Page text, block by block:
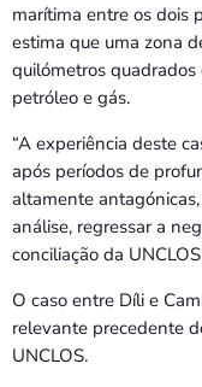
marítima entre os dois
estima que uma zona
quilómetros
petróleo e gás.
“A experiência deste
após períodos de
altamente
análise, regressar a
conciliação da
O caso entre Díli e
relevante precedente
UNCLOS.